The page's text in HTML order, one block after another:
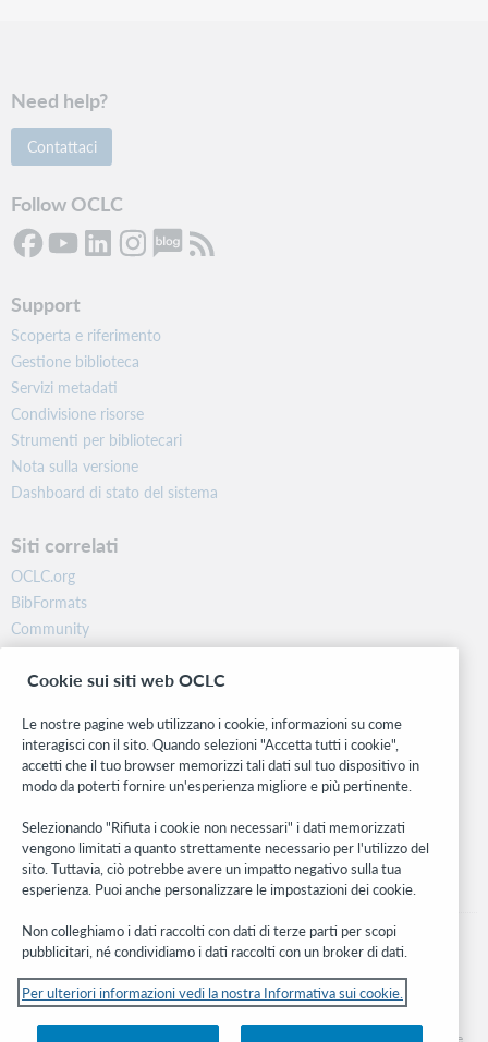
Need help?
Contattaci
Follow OCLC
Support
Scoperta e riferimento
Gestione biblioteca
Servizi metadati
Condivisione risorse
Strumenti per bibliotecari
Nota sulla versione
Dashboard di stato del sistema
Siti correlati
OCLC.org
BibFormats
Community
Ricerca
WebJunction
Stay in the know.
Ricevi gli ultimi aggiornamenti di prodotti, ricerche, eventi e molto
altro direttamente nella tua casella di posta.
Subscribe now
© 2026 OCLC
Marchi e/o marchi di servizio nazionali e internazionali di OCLC, Inc. e delle sue
Cookie sui siti web OCLC
Le nostre pagine web utilizzano i cookie, informazioni su come
interagisci con il sito. Quando selezioni "Accetta tutti i cookie",
accetti che il tuo browser memorizzi tali dati sul tuo dispositivo in
modo da poterti fornire un'esperienza migliore e più pertinente.
Selezionando "Rifiuta i cookie non necessari" i dati memorizzati
vengono limitati a quanto strettamente necessario per l'utilizzo del
sito. Tuttavia, ciò potrebbe avere un impatto negativo sulla tua
esperienza. Puoi anche personalizzare le impostazioni dei cookie.
Non colleghiamo i dati raccolti con dati di terze parti per scopi
pubblicitari, né condividiamo i dati raccolti con un broker di dati.
Per ulteriori informazioni vedi la nostra Informativa sui cookie.